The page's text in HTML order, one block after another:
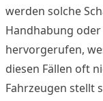
werden solche
Handhabung
hervorgerufen,
diesen Fällen oft
Fahrzeugen stellt